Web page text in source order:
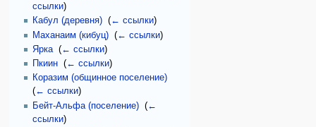
ссылки)
Кабул (деревня)‎ (← ссылки)
Маханаим (кибуц)‎ (← ссылки)
Ярка‎ (← ссылки)
Пкиин‎ (← ссылки)
Коразим (общинное поселение)‎
(← ссылки)
Бейт-Альфа (поселение)‎ (←
ссылки)